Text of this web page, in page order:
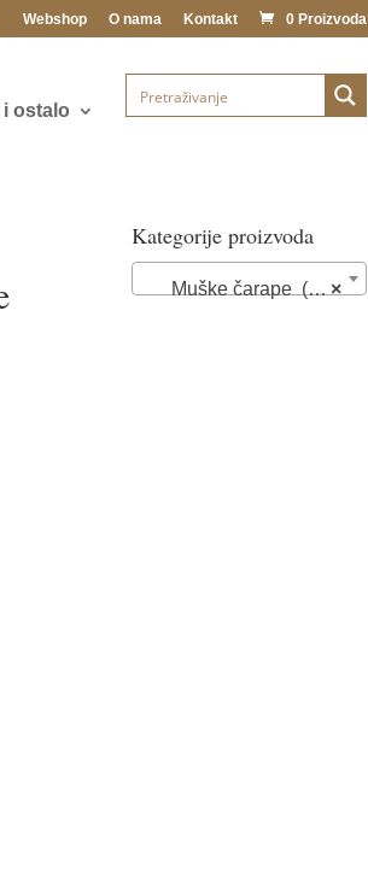
Webshop O nama Kontakt 0 Proizvoda
ostalo
Kategorije proizvoda
×
Muške čarape (21)